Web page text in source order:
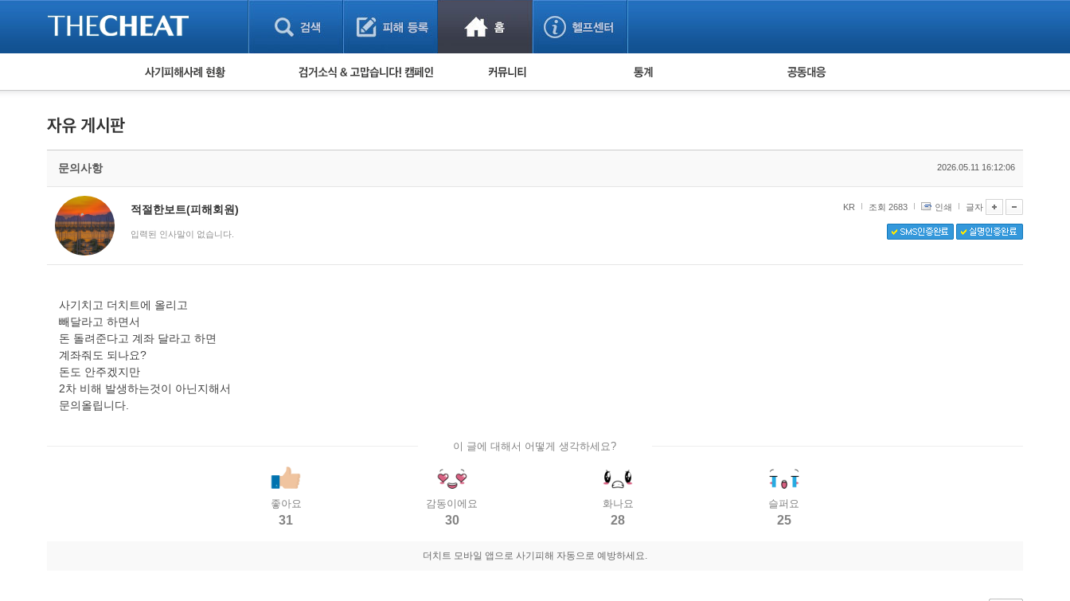
피해사례 현황
유해사이트 목록
비공개 피해사례
워킹홀리데이 피해사례
검거 소식 사기 예방했어요! 누적 피해사례 통계 피해자 공동대응
문의사항 2026.05.11 16:12:06
적절한보트(피해회원)
입력된 인사말이 없습니다.
KR 조회 2683 인쇄 글자
사기치고 더치트에 올리고
빼달라고 하면서
돈 돌려준다고 계좌 달라고 하면
계좌줘도 되나요?
돈도 안주겠지만
2차 비해 발생하는것이 아닌지해서
문의올립니다.
이 글에 대해서 어떻게 생각하세요?
좋아요
31
감동이에요
30
화나요
28
슬퍼요
25
더치트 모바일 앱으로 사기피해 자동으로 예방하세요.